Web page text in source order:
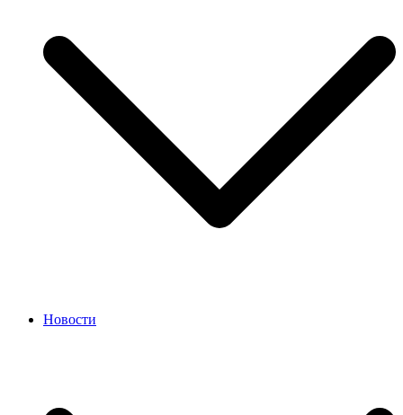
Новости